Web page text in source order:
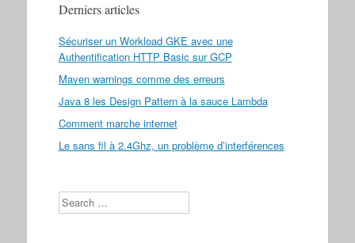
Derniers articles
Sécuriser un Workload GKE avec une
Authentification HTTP Basic sur GCP
Maven warnings comme des erreurs
Java 8 les Design Pattern à la sauce Lambda
Comment marche internet
Le sans fil à 2.4Ghz, un problème d’interférences
Search